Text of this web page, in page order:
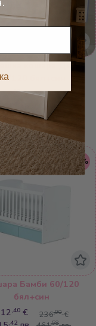
кошара Деси
120 бял+син
,90 €
231 ,00 €
,80
Избери вариант
10%
Бамби 60/120
бял+син
,40 €
,42
236,00 €
,58